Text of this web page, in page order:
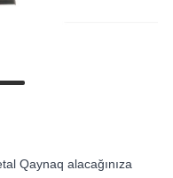
Qaynaq alacağınıza